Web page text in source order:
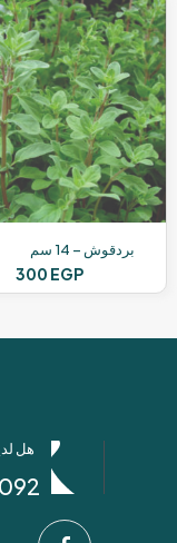
بردقوش – 14 سم
300 EGP